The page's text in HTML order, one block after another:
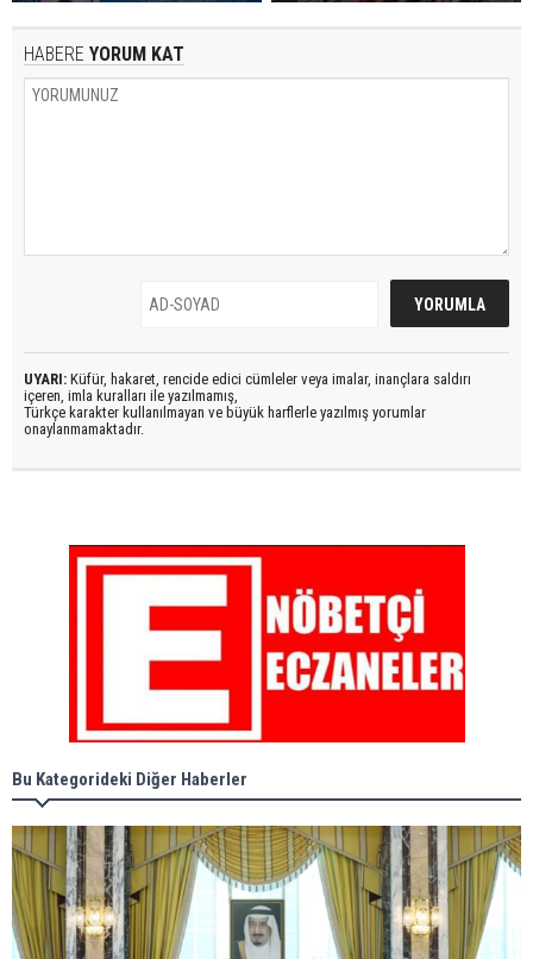
HABERE YORUM KAT
UYARI: Küfür, hakaret, rencide edici cümleler veya imalar, inançlara saldırı
içeren, imla kuralları ile yazılmamış,
Türkçe karakter kullanılmayan ve büyük harflerle yazılmış yorumlar
onaylanmamaktadır.
Bu Kategorideki Diğer Haberler